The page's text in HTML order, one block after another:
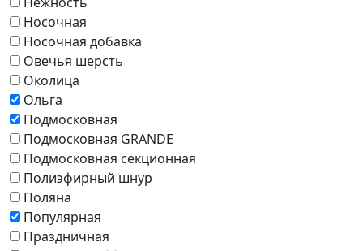
Носочная
Носочная добавка
Овечья шерсть
Околица
Ольга
Подмосковная
Подмосковная GRANDE
Подмосковная секционная
Полиэфирный шнур
Поляна
Популярная
Праздничная